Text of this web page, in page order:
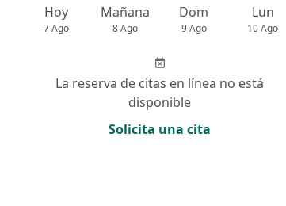
Hoy
7 Ago
Mañana
8 Ago
Dom
9 Ago
Lun
10 Ago
La reserva de citas en línea no está
disponible
Solicita una cita